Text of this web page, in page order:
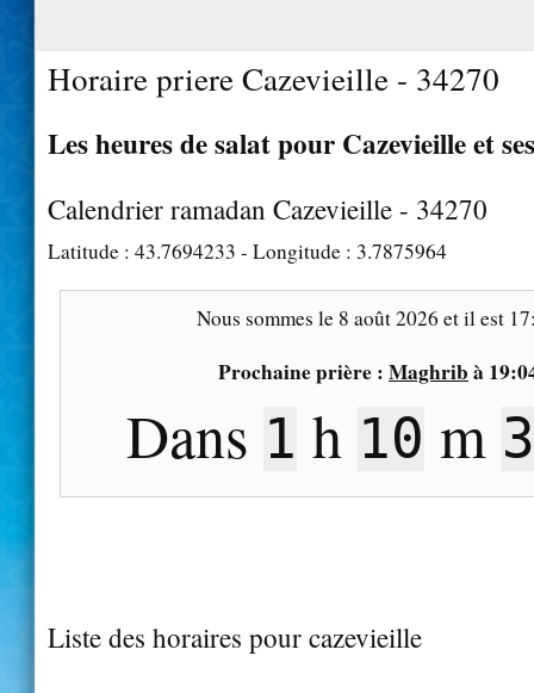
Horaire priere Cazevieille - 34270
Les heures de salat pour Cazevieille et
Calendrier ramadan Cazevieille - 34270
Latitude : 43.7694233 - Longitude : 3.7875964
Nous sommes le 8 août 2026 et il est
Prochaine prière : Maghrib à
Dans 1 h 10 m
Liste des horaires pour cazevieille